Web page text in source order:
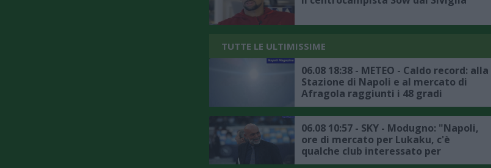
TUTTE LE ULTIMISSIME
06.08 18:38 - METEO - Caldo record: alla
Stazione di Napoli e al mercato di
Afragola raggiunti i 48 gradi
06.08 10:57 - SKY - Modugno: "Napoli,
ore di mercato per Lukaku, c'è
qualche club interessato per
l'attaccante belga, l'Atlanta non è in